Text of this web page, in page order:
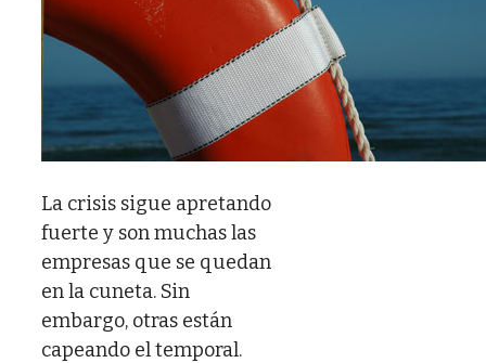
La crisis sigue apretando
fuerte y son muchas las
empresas que se quedan
en la cuneta. Sin
embargo, otras están
capeando el temporal.